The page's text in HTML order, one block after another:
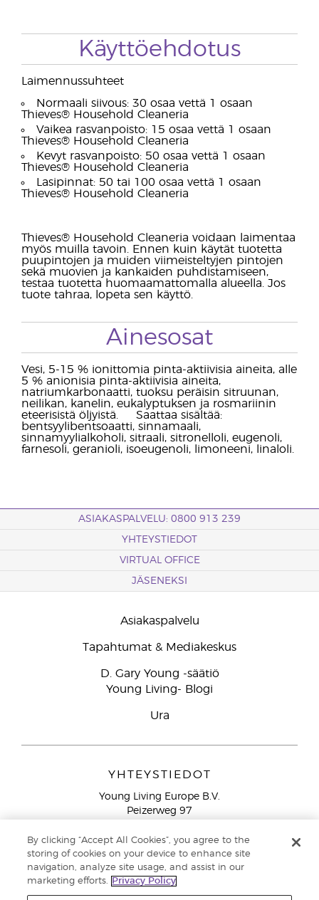
Käyttöehdotus
Laimennussuhteet
Normaali siivous: 30 osaa vettä 1 osaan
Thieves® Household Cleaneria
Vaikea rasvanpoisto: 15 osaa vettä 1 osaan
Thieves® Household Cleaneria
Kevyt rasvanpoisto: 50 osaa vettä 1 osaan
Thieves® Household Cleaneria
Lasipinnat: 50 tai 100 osaa vettä 1 osaan
Thieves® Household Cleaneria
Thieves® Household Cleaneria voidaan laimentaa
myös muilla tavoin. Ennen kuin käytät tuotetta
puupintojen ja muiden viimeisteltyjen pintojen
sekä muovien ja kankaiden puhdistamiseen,
testaa tuotetta huomaamattomalla alueella. Jos
tuote tahraa, lopeta sen käyttö.
Ainesosat
Vesi, 5-15 % ionittomia pinta-aktiivisia aineita, alle
5 % anionisia pinta-aktiivisia aineita,
natriumkarbonaatti, tuoksu peräisin sitruunan,
neilikan, kanelin, eukalyptuksen ja rosmariinin
eteerisistä öljyistä. Saattaa sisältää:
bentsyylibentsoaatti, sinnamaali,
sinnamyylialkoholi, sitraali, sitronelloli, eugenoli,
farnesoli, geranioli, isoeugenoli, limoneeni, linaloli.
ASIAKASPALVELU: 0800 913 239
YHTEYSTIEDOT
VIRTUAL OFFICE
JÄSENEKSI
Asiakaspalvelu
Tapahtumat & Mediakeskus
D. Gary Young -säätiö
Young Living- Blogi
Ura
YHTEYSTIEDOT
Young Living Europe B.V.
Peizerweg 97
Netherlands
Ilmainen yhteydenotto lankanumeroista Suomesta
913 239
Email: asiakaspalvelu@youngliving.com
By clicking “Accept All Cookies”, you agree to the
storing of cookies on your device to enhance site
navigation, analyze site usage, and assist in our
marketing efforts.
Privacy Policy